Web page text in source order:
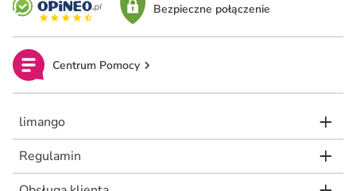
Bezpieczne połączenie
Centrum Pomocy
limango
Regulamin